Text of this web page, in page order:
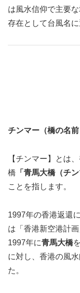
は風水信仰で主要
存在として台風名
チンマー（橋の名前
【チンマー】とは
橋 「青馬大橋（チ
ことを指します。
1997年の香港返還
は「香港新空港計
1997年に青馬大橋
に対し、香港の風
た。